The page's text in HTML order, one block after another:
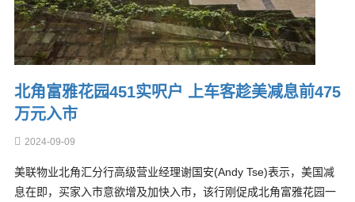
北角富雅花园451实呎户 上车客趁美减息前475
万元入市
2024-09-09
美联物业北角汇分行高级营业经理谢国安(Andy Tse)表示，美国减
息在即，买家入市意欲增及加快入市，该行刚促成北角富雅花园一